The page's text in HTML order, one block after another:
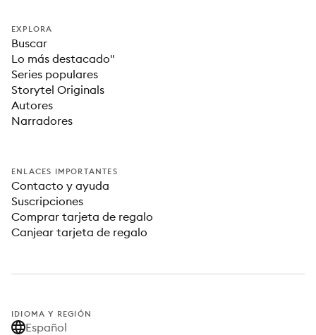
EXPLORA
Buscar
Lo más destacado"
Series populares
Storytel Originals
Autores
Narradores
ENLACES IMPORTANTES
Contacto y ayuda
Suscripciones
Comprar tarjeta de regalo
Canjear tarjeta de regalo
IDIOMA Y REGIÓN
Español